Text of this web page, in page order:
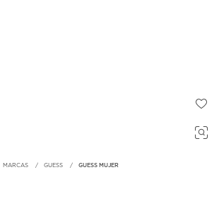
MARCAS GUESS GUESS MUJER